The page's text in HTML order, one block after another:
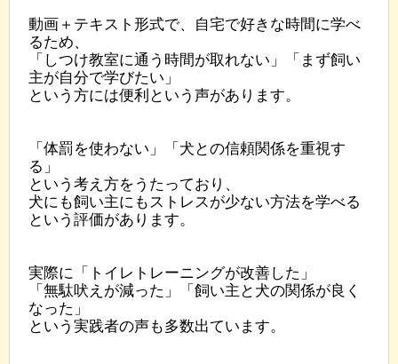
動画＋テキスト形式で、自宅で好きな時間に学べ
るため、
「しつけ教室に通う時間が取れない」「まず飼い
主が自分で学びたい」
という方には便利という声があります。
「体罰を使わない」「犬との信頼関係を重視す
る」
という考え方をうたっており、
犬にも飼い主にもストレスが少ない方法を学べる
という評価があります。
実際に「トイレトレーニングが改善した」
「無駄吠えが減った」「飼い主と犬の関係が良く
なった」
という実践者の声も多数出ています。